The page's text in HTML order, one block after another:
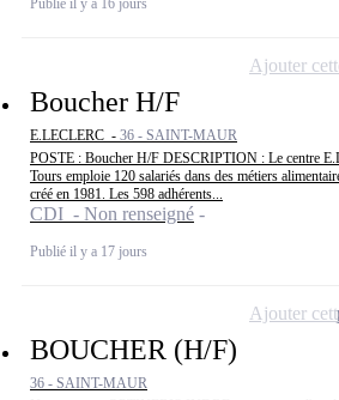
Publié il y a 16 jours
Boucher H/F
E.LECLERC - 36 - SAINT-MAUR
POSTE : Boucher H/F DESCRIPTION : Le centre
Tours emploie 120 salariés dans des métiers
créé en 1981. Les 598 adhérents...
CDI - Non renseigné
Publié il y a 17 jours
Ajouter
BOUCHER (H/F)
36 - SAINT-MAUR
Ajouter